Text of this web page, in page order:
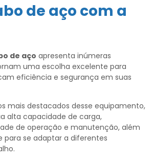
de aço com a
de aço apresenta inúmeras
uma escolha excelente para
eficiência e segurança em suas
mais destacados desse equipamento,
alta capacidade de carga,
de operação e manutenção, além
para se adaptar a diferentes